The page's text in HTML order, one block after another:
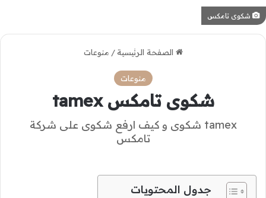
شكوى تامكس
الصفحة الرئيسية / منوعات
منوعات
شكوى تامكس tamex
tamex شكوى و كيف ارفع شكوى على شركة
تامكس
جدول المحتويات